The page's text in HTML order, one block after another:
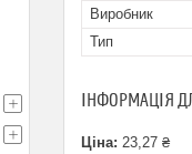
Виробник
Тип
ІНФОРМАЦІЯ
Ціна: 23,27 ₴